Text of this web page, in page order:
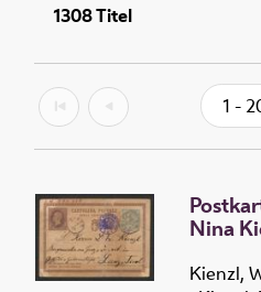
1308Titel
1 -
Nina
Kienzl,